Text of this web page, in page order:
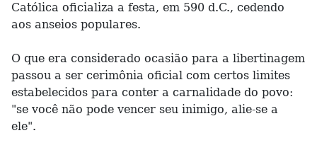
Católica oficializa a festa, em 590 d.C., cedendo
aos anseios populares.
O que era considerado ocasião para a libertinagem
passou a ser cerimônia oficial com certos limites
estabelecidos para conter a carnalidade do povo:
"se você não pode vencer seu inimigo, alie-se a
ele".